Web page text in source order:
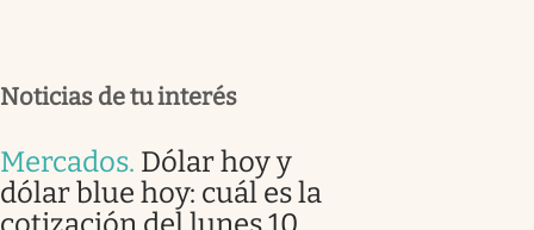
Noticias de tu interés
Mercados. Dólar hoy y
dólar blue hoy: cuál es la